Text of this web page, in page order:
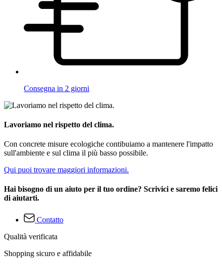
Consegna in 2 giorni
Lavoriamo nel rispetto del clima.
Con concrete misure ecologiche contibuiamo a mantenere l'impatto
sull'ambiente e sul clima il più basso possibile.
Qui puoi trovare maggiori informazioni.
Hai bisogno di un aiuto per il tuo ordine? Scrivici e saremo felici
di aiutarti.
Contatto
Qualità verificata
Shopping sicuro e affidabile